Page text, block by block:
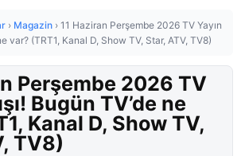
› Magazin › 11 Haziran Perşembe 2026 TV Yayın
var? (TRT1, Kanal D, Show TV, Star, ATV, TV8)
Perşembe 2026 TV
Bugün TV’de ne
Kanal D, Show TV,
TV8)